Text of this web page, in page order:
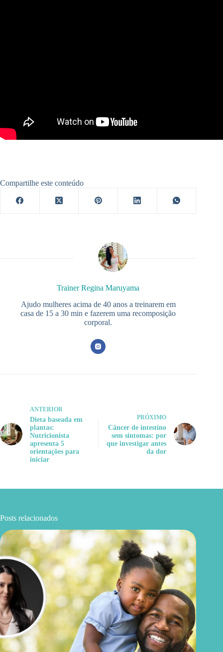
Compartilhe este conteúdo
Trainer Regina Maruyama
Ajudo mulheres acima de 40 anos a treinarem em
casa de 15 a 30 min e fazerem uma recomposição
corporal.
ANTERIOR
Dieta baseada em
plantas:
Nutricionista
apresenta 5
orientações para
iniciar
PRÓXIMO
Câncer de intestino
sem sintomas: por
que investigar antes
da dor
Posts relacionados